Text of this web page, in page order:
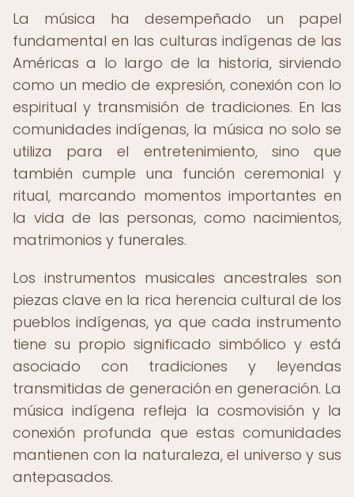
La música ha desempeñado un papel
fundamental en las culturas indígenas de las
Américas a lo largo de la historia, sirviendo
como un medio de expresión, conexión con lo
espiritual y transmisión de tradiciones. En las
comunidades indígenas, la música no solo se
utiliza para el entretenimiento, sino que
también cumple una función ceremonial y
ritual, marcando momentos importantes en
la vida de las personas, como nacimientos,
matrimonios y funerales.
Los instrumentos musicales ancestrales son
piezas clave en la rica herencia cultural de los
pueblos indígenas, ya que cada instrumento
tiene su propio significado simbólico y está
asociado con tradiciones y leyendas
transmitidas de generación en generación. La
música indígena refleja la cosmovisión y la
conexión profunda que estas comunidades
mantienen con la naturaleza, el universo y sus
antepasados.